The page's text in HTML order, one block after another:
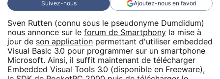
Suivez-nous Ajoutez-nous en favori
Sven Rutten (connu sous le pseudonyme Dumdidum)
nous annonce sur le forum de Smartphony la mise à
jour de son application permettant d'utiliser embedded
Visual Basic 3.0 pour programmer sur un smartphone
Microsoft. Ainsi, il suffit maintenant de télécharger
Embedded Visual Tools 3.0 (disponible en Freeware),